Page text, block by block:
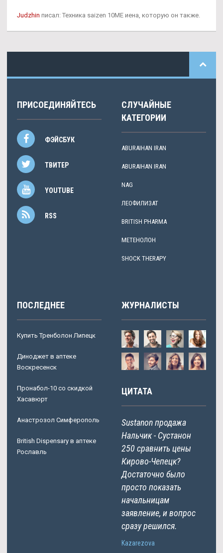
Judzhin писал: Техника saizen 10ME иена, которую он также.
ПРИСОЕДИНЯЙТЕСЬ
ФЭЙСБУК
ТВИТЕР
YOUTUBE
RSS
СЛУЧАЙНЫЕ
КАТЕГОРИИ
ABURAIHAN IRAN
ABURAIHAN IRAN
NAG
ЛЕОФИЛИЗАТ
BRITISH PHARMA
МЕТЕНОЛОН
SHOCK THERAPY
ПОСЛЕДНЕЕ
Купить Тренболон Липецк
Диноджет в аптеке
Воскресенск
Пронабол-10 со скидкой
Хасавюрт
Анастрозол Симферополь
British Dispensary в аптеке
Рославль
ЖУРНАЛИСТЫ
ЦИТАТА
Sustanon продажа
Нальчик - Сустанон
250 сравнить цены
Кирово-Чепецк?
Достаточно было
просто показать
начальницам
заявление, и вопрос
сразу решился.
Kazarezova